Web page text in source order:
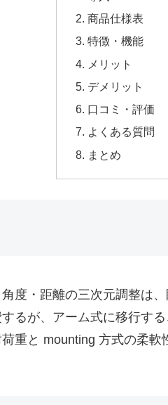
商品仕様表
特徴・機能
メリット
デメリット
口コミ・評価
よくある質問
まとめ
度・距離の三次元調整は
るが、アーム式に移行す
重と mounting 方式の柔